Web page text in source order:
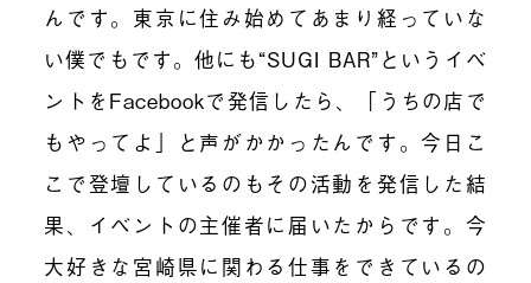
んです。東京に住み始めてあまり経っていな
い僕でもです。他にも“SUGI BAR”というイベ
ントを Facebookで発信したら、「うちの店で
もやってよ」と声がかかったんです。今日こ
こで登壇しているのもその活動を発信した結
果、イベントの主催者に届いたからです。今
大好きな宮崎県に関わる仕事をできているの